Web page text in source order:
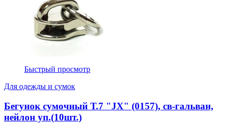
Быстрый просмотр
Для одежды и сумок
Бегунок сумочный Т.7 "JX" (0157), св-гальван,
нейлон уп.(10шт.)